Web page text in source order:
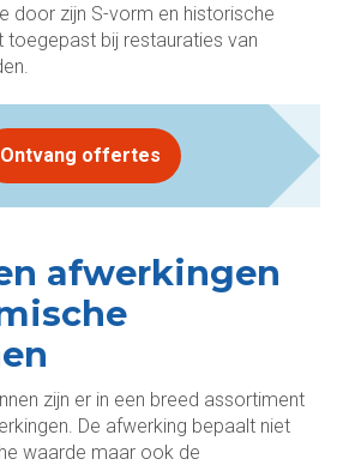
door zijn S-vorm en historische
toegepast bij restauraties van
Ontvang offertes
afwerkingen
zijn er in een breed assortiment
De afwerking bepaalt niet
waarde maar ook de